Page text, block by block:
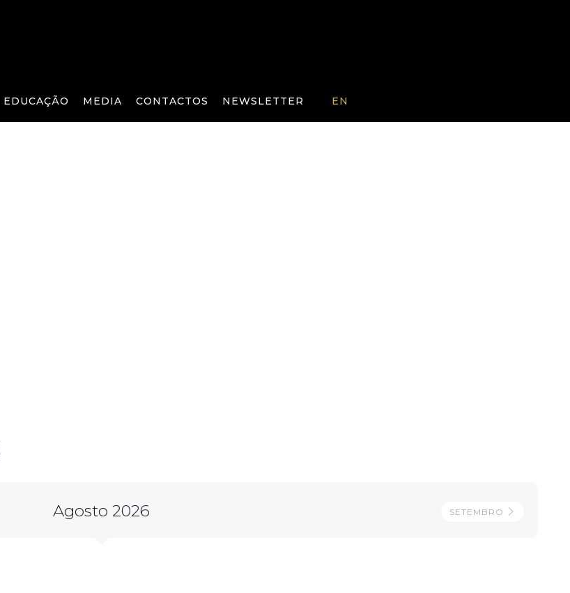
EDUCAÇÃO MEDIA CONTACTOS NEWSLETTER EN
Agosto 2026 SETEMBRO